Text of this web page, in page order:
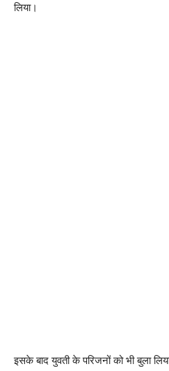
लिया।
इसके बाद युवती के परिजनों को भी बुला